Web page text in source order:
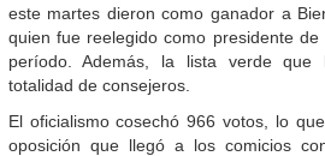
este martes dieron como ganador a
quien fue reelegido como presidente
período. Además, la lista verde
totalidad de consejeros.
El oficialismo cosechó 966 votos, lo
oposición que llegó a los comicios